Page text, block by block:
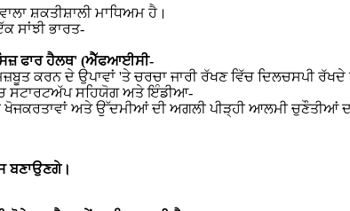
ਸ਼ਕਤੀਸ਼ਾਲੀ ਮਾਧਿਅਮ ਹੈ।
ਸਾਂਝੀ ਭਾਰਤ-
ਫਾਰ ਹੈਲਥ' (ਐੱਫਆਈਸੀ-
ਕਰਨ ਦੇ ਉਪਾਵਾਂ 'ਤੇ ਚਰਚਾ ਜਾਰੀ ਰੱਖਣ ਵਿੱਚ ਦਿਲਚਸਪੀ
ਸਟਾਰਟਅੱਪ ਸਹਿਯੋਗ ਅਤੇ ਇੰਡੀਆ-
ਅਤੇ ਉੱਦਮੀਆਂ ਦੀ ਅਗਲੀ ਪੀੜ੍ਹੀ ਆਲਮੀ ਚੁਣੌਤੀਆਂ
ਬਣਾਉਣਗੇ।